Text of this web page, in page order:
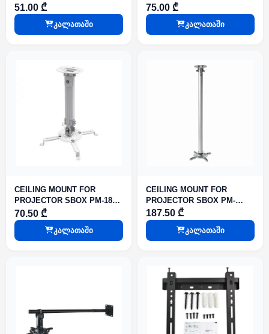
Mounting: from 54 to 320
mm,Height: 150 mm,Tilt: -15°
to +15°,Swivel: -15° to
+15°,Rotation: 360°
51.00 ₾
კალათაში
75.00 ₾
კალათაში
CEILING MOUNT FOR
PROJECTOR SBOX PM-18S
Weight capacity: up to 13,5
kg ,Mounting: from 54 to 320
mm,Height: 380-580 mm,Tilt:
-15° to +15°,Swivel: -15°
70.50 ₾
კალათაში
CEILING MOUNT FOR
PROJECTOR SBOX PM-
200XL
187.50 ₾
კალათაში